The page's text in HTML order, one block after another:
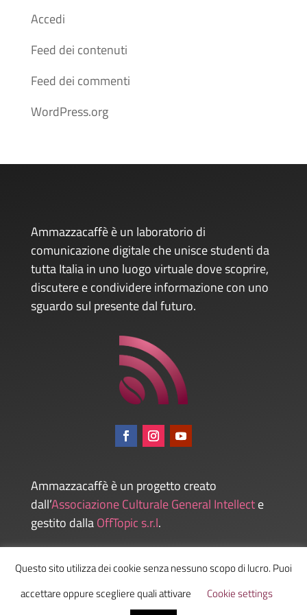
Accedi
Feed dei contenuti
Feed dei commenti
WordPress.org
Ammazzacaffè è un laboratorio di
comunicazione digitale che unisce studenti da
tutta Italia in uno luogo virtuale dove scoprire,
discutere e condividere informazione con uno
sguardo sul presente dal futuro.
Ammazzacaffè è un progetto creato
dall’Associazione Culturale General Intellecte
gestito dallaOffTopic s.r.l.
Admin
Questo sito utilizza dei cookie senza nessuno scopo di lucro. Puoi
accettare oppure scegliere quali attivare
Cookie settings